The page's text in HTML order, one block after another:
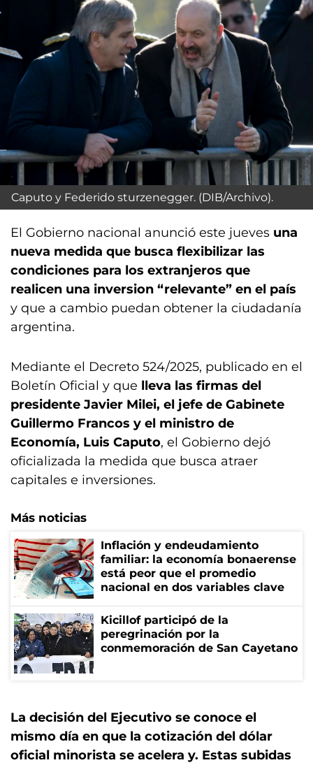
Caputo y Federido sturzenegger. (DIB/Archivo).
El Gobierno nacional anunció este jueves una
nueva medida que busca flexibilizar las
condiciones para los extranjeros que
realicen una inversion “relevante” en el país
y que a cambio puedan obtener la ciudadanía
argentina.
Mediante el Decreto 524/2025, publicado en el
Boletín Oficial y que lleva las firmas del
presidente Javier Milei, el jefe de Gabinete
Guillermo Francos y el ministro de
Economía, Luis Caputo, el Gobierno dejó
oficializada la medida que busca atraer
capitales e inversiones.
Más noticias
Inflación y endeudamiento
familiar: la economía bonaerense
está peor que el promedio
nacional en dos variables clave
Kicillof participó de la
peregrinación por la
conmemoración de San Cayetano
La decisión del Ejecutivo se conoce el
mismo día en que la cotización del dólar
oficial minorista se acelera y. Estas subidas